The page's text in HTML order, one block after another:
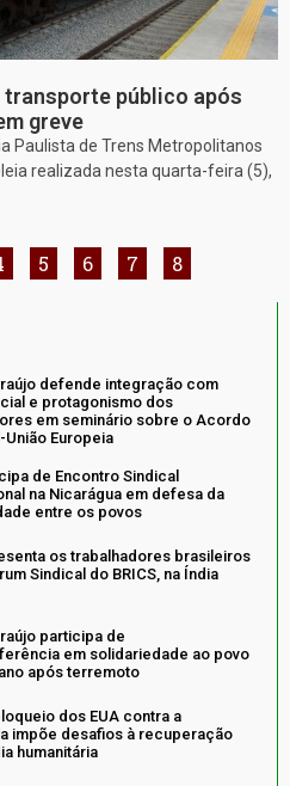
transporte público após
greve
Paulista de Trens Metropolitanos
realizada nesta quarta-feira (5),
5 6 7 8
defende integração com
e protagonismo dos
em seminário sobre o Acordo
Europeia
de Encontro Sindical
na Nicarágua em defesa da
entre os povos
os trabalhadores brasileiros
Sindical do BRICS, na Índia
participa de
em solidariedade ao povo
após terremoto
dos EUA contra a
impõe desafios à recuperação
humanitária